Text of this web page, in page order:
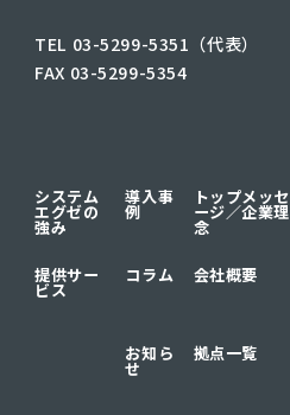
TEL 03-5299-5351（代表）
FAX 03-5299-5354
システム
エグゼの
強み
提供サー
ビス
導入事
例
コラム
お知ら
せ
トップメッセ
ージ／企業理
念
会社概要
拠点一覧